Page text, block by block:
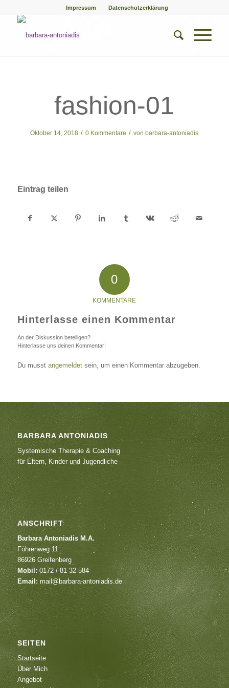
Impressum Datenschutzerklärung
fashion-01
Oktober 14, 2018 / 0 Kommentare / von barbara-antoniadis
Eintrag teilen
0
KOMMENTARE
Hinterlasse einen Kommentar
An der Diskussion beteiligen?
Hinterlasse uns deinen Kommentar!
Du musst angemeldetsein, um einen Kommentar abzugeben.
BARBARA ANTONIADIS
Systemische Therapie & Coaching
für Eltern, Kinder und Jugendliche
ANSCHRIFT
Barbara Antoniadis M.A.
Föhrenweg 11
86926 Greifenberg
Mobil:0172 / 81 32 584
Email:mail@barbara-antoniadis.de
SEITEN
Startseite
Über Mich
Angebot